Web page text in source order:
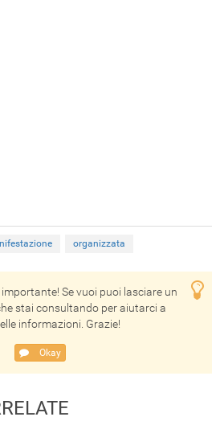
organizzata
Se vuoi puoi lasciare un
stai consultando per aiutarci a
informazioni. Grazie!
Okay